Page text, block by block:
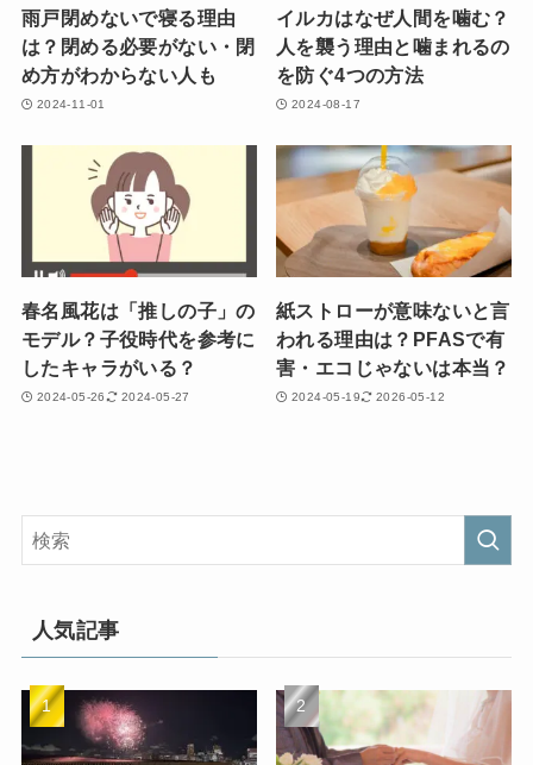
雨戸閉めないで寝る理由
は？閉める必要がない・閉
め方がわからない人も
2024-11-01
イルカはなぜ人間を噛む？
人を襲う理由と噛まれるの
を防ぐ4つの方法
2024-08-17
春名風花は「推しの子」の
モデル？子役時代を参考に
したキャラがいる？
2024-05-26 2024-05-27
紙ストローが意味ないと言
われる理由は？PFASで有
害・エコじゃないは本当？
2024-05-19 2026-05-12
人気記事